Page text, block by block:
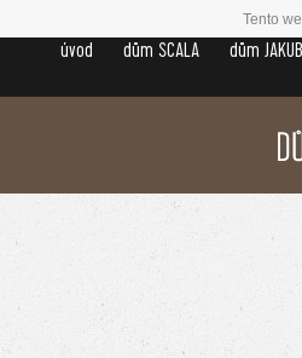
Tento
úvod dům SCALA dům JAKUB